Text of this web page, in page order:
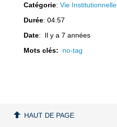
Catégorie:Vie Institutionnelle
Durée: 04:57
Date: Il y a 7 années
Mots clés: no-tag
HAUT DE PAGE